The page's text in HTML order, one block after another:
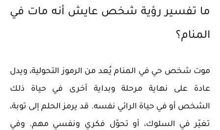
ما تفسير رؤية شخص عايش أنه مات في
المنام؟
موت شخص حي في المنام يُعد من الرموز التحولية، ويدل
عادة على نهاية مرحلة وبداية أخرى في حياة ذلك
الشخص أو في حياة الرائي نفسه. قد يرمز الحلم إلى توبة،
تغيّر في السلوك، أو تحوّل فكري ونفسي مهم. وفي